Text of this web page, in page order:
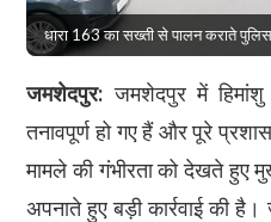
धारा 163 का सख्ती से पालन कराते
जमशेदपुर: जमशेदपुर में हिमांशु
तनावपूर्ण हो गए हैं और पूरे
मामले की गंभीरता को देखते हुए
अपनाते हुए बड़ी कार्रवाई की